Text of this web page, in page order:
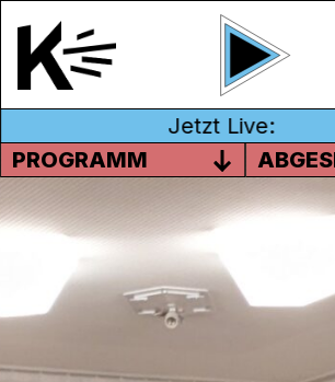
Jetzt Live:
PROGRAMM
LENZBURG
Die Leidenschaft fürs Theater
jedem Alter gut ausleben.